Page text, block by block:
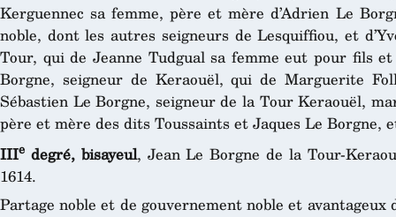
Kerguennec sa femme, père et mère d’Adrien Le
noble, dont les autres seigneurs de Lesquiffiou, et
Tour, qui de Jeanne Tudgual sa femme eut pour fils
Borgne, seigneur de Keraouël, qui de Marguerite
Sébastien Le Borgne, seigneur de la Tour Keraouël,
père et mère des dits Toussaints et Jaques Le Borgne,
IIIe degré, bisayeul, Jean Le Borgne de la Tour-
1614.
Partage noble et de gouvernement noble et avantageux